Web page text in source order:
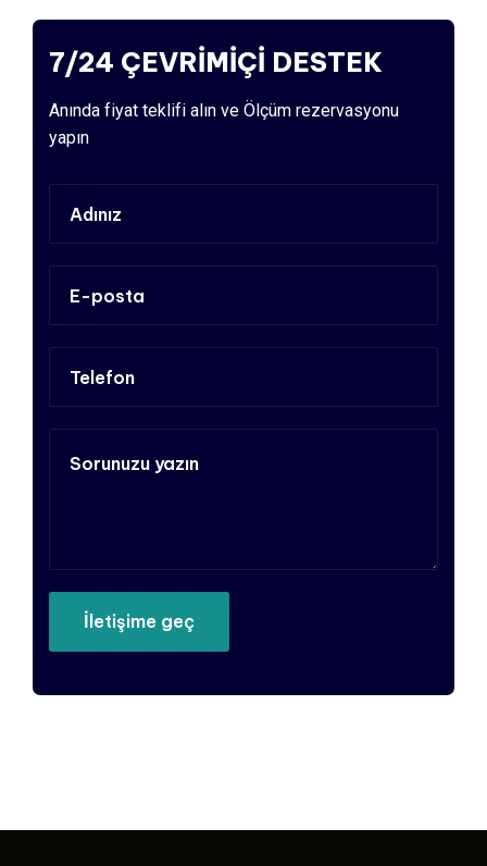
7/24 ÇEVRİMİÇİ DESTEK
Anında fiyat teklifi alın ve Ölçüm rezervasyonu
yapın